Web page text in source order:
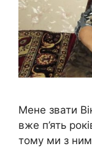
Мене звати
вже п’ять
тому ми з